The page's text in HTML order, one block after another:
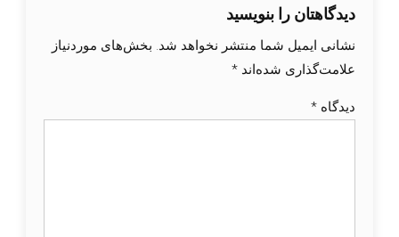
دیدگاهتان را بنویسید
نشانی ایمیل شما منتشر نخواهد شد. بخش‌های موردنیاز
علامت‌گذاری شده‌اند *
دیدگاه *